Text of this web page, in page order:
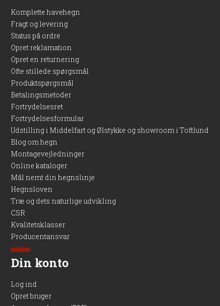
Komplette havehegn
Fragt og levering
Status på ordre
Opret reklamation
Opret en returnering
Ofte stillede spørgsmål
Produktspørgsmål
Betalingsmetoder
Fortrydelsesret
Fortrydelsesformular
Udstilling i Middelfart og Ølstykke og showroom i Toftlund
Blog om hegn
Montagevejledninger
Online kataloger
Mål nemt din hegnslinje
Hegnsloven
Træ og dets naturlige udvikling
CSR
Kvalitetsklasser
Producentansvar
Din konto
Log ind
Opret bruger